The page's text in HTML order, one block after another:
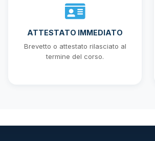
ATTESTATO IMMEDIATO
Brevetto o attestato rilasciato al
termine del corso.